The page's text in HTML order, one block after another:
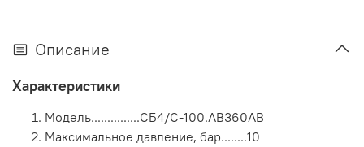
Описание
Характеристики
Модель...............СБ4/С-100.AB360АВ
Максимальное давление, бар........10